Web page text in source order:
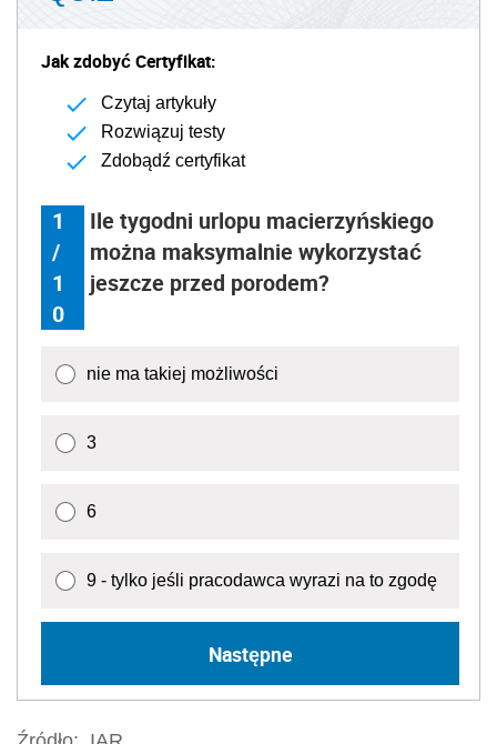
Jak zdobyć Certyfikat:
Czytaj artykuły
Rozwiązuj testy
Zdobądź certyfikat
1
/
1
0
Ile tygodni urlopu macierzyńskiego
można maksymalnie wykorzystać
jeszcze przed porodem?
nie ma takiej możliwości
3
6
9 - tylko jeśli pracodawca wyrazi na to zgodę
Następne